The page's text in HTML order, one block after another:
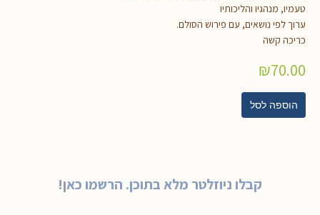
טעמיו, מנהגיו והליכותיו
ערוך לפי נושאים, עם פירוש הסולם.
כריכה קשה
₪70.00
הוספה לסל
קבלו ניוזלטר מלא בתוכן. הרשמו כאן!